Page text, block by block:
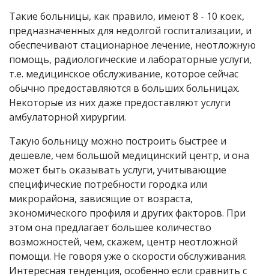
Такие больницы, как правило, имеют 8 - 10 коек,
предназначенных для недолгой госпитализации, и
обеспечивают стационарное лечение, неотложную
помощь, радиологические и лабораторные услуги,
т.е. медицинское обслуживание, которое сейчас
обычно предоставляются в больших больницах.
Некоторые из них даже предоставляют услуги
амбулаторной хирургии.
Такую больницу можно построить быстрее и
дешевле, чем большой медицинский центр, и она
может быть оказывать услуги, учитывающие
специфические потребности городка или
микрорайона, зависящие от возраста,
экономического профиля и других факторов. При
этом она предлагает большее количество
возможностей, чем, скажем, центр неотложной
помощи. Не говоря уже о скорости обслуживания.
Интересная тенденция, особенно если сравнить с